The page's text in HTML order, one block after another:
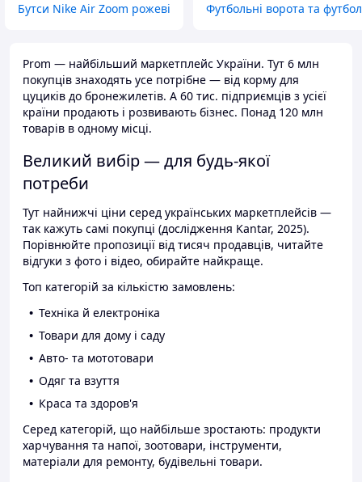
Бутси Nike Air Zoom рожеві Футбольні ворота та
Prom — найбільший маркетплейс України. Тут 6 млн
покупців знаходять усе потрібне — від корму для
цуциків до бронежилетів. А 60 тис. підприємців з усієї
країни продають і розвивають бізнес. Понад 120 млн
товарів в одному місці.
Великий вибір — для будь-якої
потреби
Тут найнижчі ціни серед українських маркетплейсів —
так кажуть самі покупці (дослідження Kantar, 2025).
Порівнюйте пропозиції від тисяч продавців, читайте
відгуки з фото і відео, обирайте найкраще.
Топ категорій за кількістю замовлень:
Техніка й електроніка
Товари для дому і саду
Авто- та мототовари
Одяг та взуття
Краса та здоров'я
Серед категорій, що найбільше зростають: продукти
харчування та напої, зоотовари, інструменти,
матеріали для ремонту, будівельні товари.